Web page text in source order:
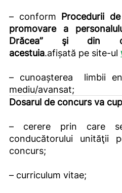
– conform Procedurii
promovare a
Drăcea” şi din
acestuia.afișată pe site-ul
– cunoașterea limbii
mediu/avansat;
Dosarul de concurs va
– cerere prin care
conducătorului unităţii
concurs;
– curriculum vitae;